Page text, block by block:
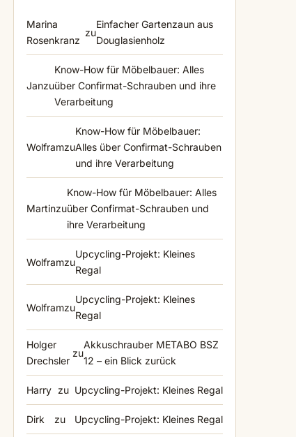
Marina
Rosenkranz
zu
Einfacher Gartenzaun aus
Douglasienholz
Janzu
Know-How für Möbelbauer: Alles
über Confirmat-Schrauben und ihre
Verarbeitung
Wolframzu
Know-How für Möbelbauer:
Alles über Confirmat-Schrauben
und ihre Verarbeitung
Martinzu
Know-How für Möbelbauer: Alles
über Confirmat-Schrauben und
ihre Verarbeitung
Wolframzu
Upcycling-Projekt: Kleines
Regal
Wolframzu
Upcycling-Projekt: Kleines
Regal
Holger
Drechsler
zu
Akkuschrauber METABO BSZ
12 – ein Blick zurück
Harry zu Upcycling-Projekt: Kleines Regal
Dirk zu Upcycling-Projekt: Kleines Regal